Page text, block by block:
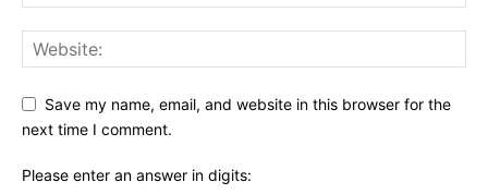
Save my name, email, and website in this browser for the
next time I comment.
Please enter an answer in digits: